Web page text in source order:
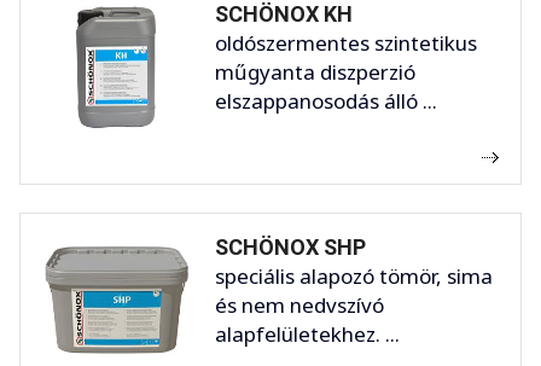
SCHÖNOX KH
oldószermentes szintetikus
műgyanta diszperzió
elszappanosodás álló ...
SCHÖNOX SHP
speciális alapozó tömör, sima
és nem nedvszívó
alapfelületekhez. ...